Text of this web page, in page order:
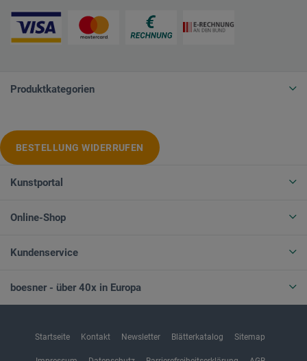
Produktkategorien
BESTELLUNG WIDERRUFEN
Kunstportal
Online-Shop
Kundenservice
boesner - über 40x in Europa
Startseite Kontakt Newsletter Blätterkatalog Sitemap